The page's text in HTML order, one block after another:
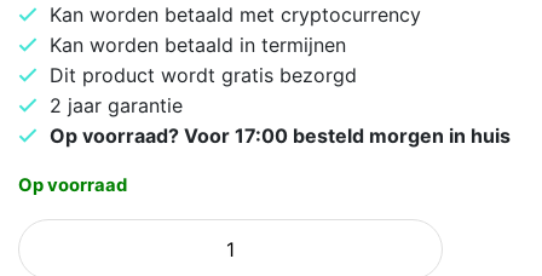
Kan worden betaald met cryptocurrency
Kan worden betaald in termijnen
Dit product wordt gratis bezorgd
2 jaar garantie
Op voorraad? Voor 17:00 besteld morgen in huis
Op voorraad
Samsung
S25